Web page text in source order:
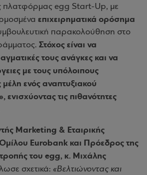
πλατφόρμας egg Start-Up, με
επιχειρηματικά ορόσημα
παρακολούθηση στο
Στόχος είναι να
τους ανάγκες και να
με τους υπόλοιπους
ενός αναπτυξιακού
ενισχύοντας τις πιθανότητες
Marketing & Εταιρικής
Ομίλου Eurobank και Πρόεδρος της
του egg, κ. Μιχάλης
σχετικά: «Βελτιώνοντας και